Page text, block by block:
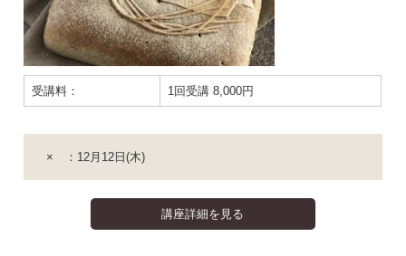
受講料： 1回受講 8,000円
× ：12月12日(木)
講座詳細を見る